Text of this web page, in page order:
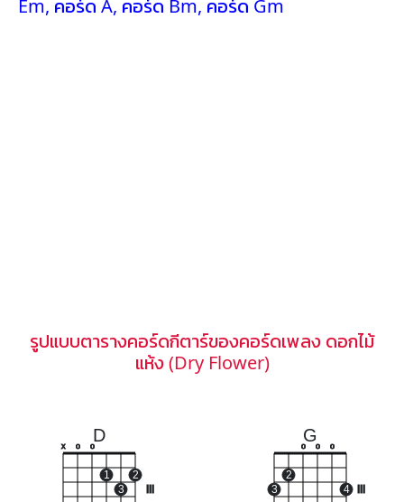
Em, คอร์ด A, คอร์ด Bm, คอร์ด Gm
รูปแบบตารางคอร์ดกีตาร์ของคอร์ดเพลง ดอกไม้
แห้ง (Dry Flower)
D
x o o
1
3
2
G
3
2
o o o
4